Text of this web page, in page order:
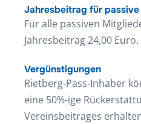
Jahresbeitrag für
Für alle passiven
Jahresbeitrag 24,00 Euro.
Vergünstigungen
Rietberg-Pass-Inhaber
eine 50%-ige
Vereinsbeitrages